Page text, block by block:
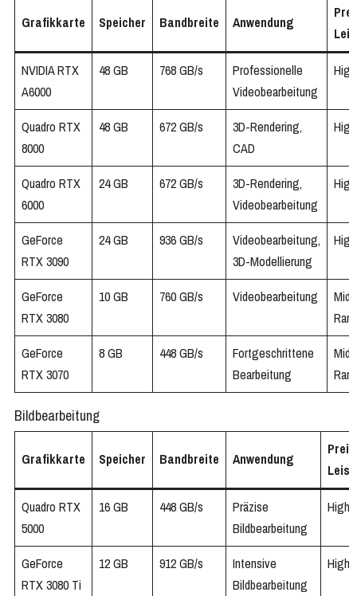
Grafikkarte Speicher Bandbreite Anwendung
NVIDIA RTX
A6000
48 GB 768 GB/s
Professionelle
Videobearbeitung
Quadro RTX
8000
48 GB 672 GB/s
3D-Rendering,
CAD
Quadro RTX
6000
24 GB 672 GB/s
3D-Rendering,
Videobearbeitung
GeForce
RTX 3090
24 GB 936 GB/s
Videobearbeitung,
3D-Modellierung
GeForce
RTX 3080
10 GB 760 GB/s Videobearbeitung
Mid-
GeForce
RTX 3070
8 GB 448 GB/s
Fortgeschrittene
Bearbeitung
Mid-
Bildbearbeitung
Grafikkarte Speicher Bandbreite Anwendung
Quadro RTX
5000
16 GB 448 GB/s
Präzise
Bildbearbeitung
High-
GeForce
RTX 3080 Ti
12 GB 912 GB/s
Intensive
Bildbearbeitung
High-